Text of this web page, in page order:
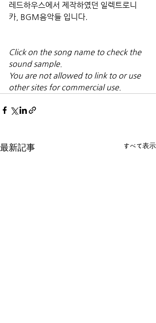
레드하우스에서 제작하였던 일렉트로니
카, BGM음악들 입니다.
Click on the song name to check the
sound sample.
You are not allowed to link to or use
other sites for commercial use.
最新記事 すべて表示